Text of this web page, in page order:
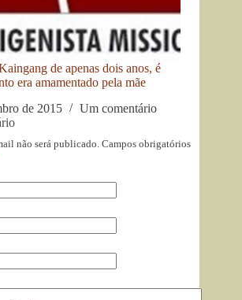
de apenas dois anos, é
era amamentado pela mãe
de 2015
Um comentário
não será publicado. Campos obrigatórios